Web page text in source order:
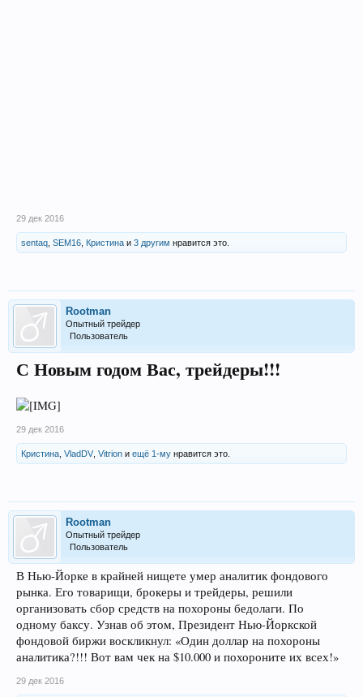
29 дек 2016
sentaq SEM16 Кристина и 3 другим нравится это.
Rootman
Опытный трейдер
Пользователь
С Новым годом Вас, трейдеры!!!
29 дек 2016
Кристина VladDV Vitrion и ещё 1-му нравится это.
Rootman
Опытный трейдер
Пользователь
В Нью-Йорке в крайней нищете умер аналитик фондового
рынка. Его товарищи, брокеры и трейдеры, решили
организовать сбор средств на похороны бедолаги. По
одному баксу. Узнав об этом, Президент Нью-Йоркской
фондовой биржи воскликнул: «Один доллар на похороны
аналитика?!!! Вот вам чек на $10.000 и похороните их всех!»
29 дек 2016